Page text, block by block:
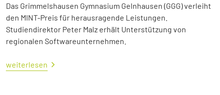
Das Grimmelshausen Gymnasium Gelnhausen (GGG) verleiht
den MINT-Preis für herausragende Leistungen.
Studiendirektor Peter Malz erhält Unterstützung von
regionalen Softwareunternehmen.
weiterlesen